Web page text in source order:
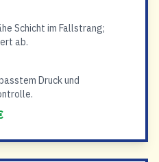
Schicht im Fallstrang;
ab.
Druck und